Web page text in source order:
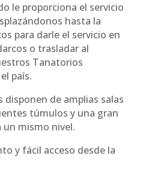
le proporciona el servicio
hasta la
para darle el servicio en
o trasladar al
Tanatorios
país.
de amplias salas
túmulos y una gran
mismo nivel.
y fácil acceso desde la